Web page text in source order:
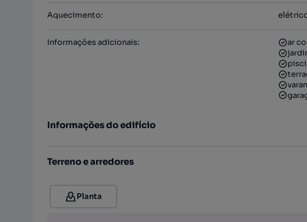
Aquecimento:
Informações adicionais:
ar
Informações do edifício
Terreno e arredores
Planta